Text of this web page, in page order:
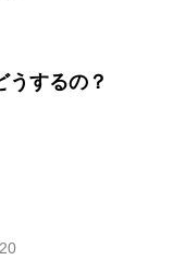
うするの？